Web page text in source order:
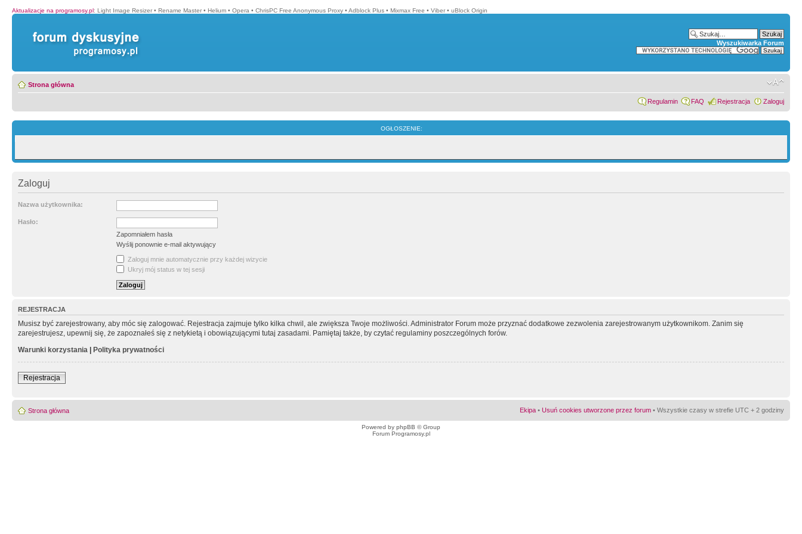
Aktualizacje na programosy.pl: Light Image Resizer • Rename Master • Helium • Opera • ChrisPC Free Anonymous Proxy • Adblock Plus • Mixmax Free • Viber • uBlock Origin
Wyszukiwarka Forum
Strona główna
Regulamin FAQ Rejestracja Zaloguj
OGŁOSZENIE:
Zaloguj
Nazwa użytkownika:
Hasło:
Zapomniałem hasła
Wyślij ponownie e-mail aktywujący
Zaloguj mnie automatycznie przy każdej wizycie
Ukryj mój status w tej sesji
REJESTRACJA
Musisz być zarejestrowany, aby móc się zalogować. Rejestracja zajmuje tylko kilka chwil, ale zwiększa Twoje możliwości. Administrator Forum może przyznać dodatkowe zezwolenia zarejestrowanym użytkownikom. Zanim się
zarejestrujesz, upewnij się, że zapoznałeś się z netykietą i obowiązującymi tutaj zasadami. Pamiętaj także, by czytać regulaminy poszczególnych forów.
Warunki korzystania | Polityka prywatności
Rejestracja
Strona główna Ekipa • Usuń cookies utworzone przez forum • Wszystkie czasy w strefie UTC + 2 godziny
Powered by phpBB © Group
Forum Programosy.pl